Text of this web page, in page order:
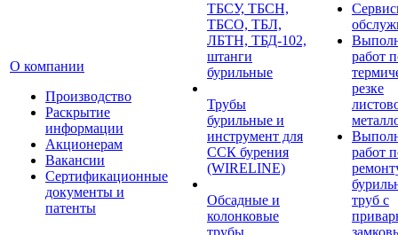
О компании
Производство
Раскрытие
информации
Акционерам
Вакансии
Сертификационные
документы и
патенты
ТБСУ, ТБСН,
ТБСО, ТБЛ,
ЛБТН, ТБД-102,
штанги
бурильные
Трубы
бурильные и
инструмент для
ССК бурения
(WIRELINE)
Обсадные и
колонковые
трубы
работ
резке
работ
труб с